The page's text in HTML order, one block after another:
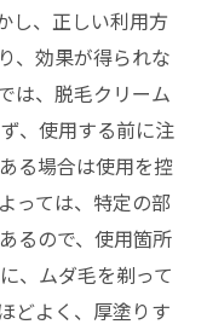
し、正しい利用方
、効果が得られな
は、脱毛クリーム
、使用する前に注
る場合は使用を控
っては、特定の部
るので、使用箇所
、ムダ毛を剃って
どよく、厚塗りす